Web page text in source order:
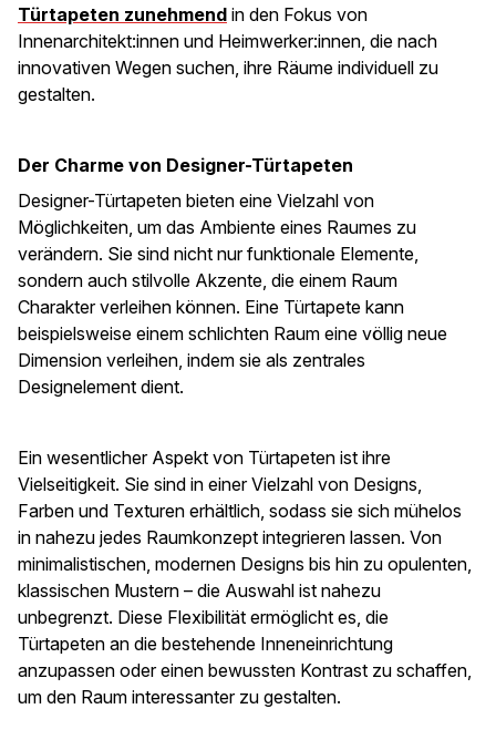
Türtapeten zunehmend in den Fokus von
Innenarchitekt:innen und Heimwerker:innen, die nach
innovativen Wegen suchen, ihre Räume individuell zu
gestalten.
Der Charme von Designer-Türtapeten
Designer-Türtapeten bieten eine Vielzahl von
Möglichkeiten, um das Ambiente eines Raumes zu
verändern. Sie sind nicht nur funktionale Elemente,
sondern auch stilvolle Akzente, die einem Raum
Charakter verleihen können. Eine Türtapete kann
beispielsweise einem schlichten Raum eine völlig neue
Dimension verleihen, indem sie als zentrales
Designelement dient.
Ein wesentlicher Aspekt von Türtapeten ist ihre
Vielseitigkeit. Sie sind in einer Vielzahl von Designs,
Farben und Texturen erhältlich, sodass sie sich mühelos
in nahezu jedes Raumkonzept integrieren lassen. Von
minimalistischen, modernen Designs bis hin zu opulenten,
klassischen Mustern – die Auswahl ist nahezu
unbegrenzt. Diese Flexibilität ermöglicht es, die
Türtapeten an die bestehende Inneneinrichtung
anzupassen oder einen bewussten Kontrast zu schaffen,
um den Raum interessanter zu gestalten.